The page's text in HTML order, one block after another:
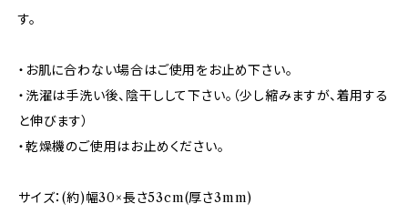
す。
・お肌に合わない場合はご使用をお止め下さい。
・洗濯は手洗い後、陰干しして下さい。（少し縮みますが、着用する
と伸びます）
・乾燥機のご使用はお止めください。
サイズ：(約)幅30×長さ53cm(厚さ3mm)